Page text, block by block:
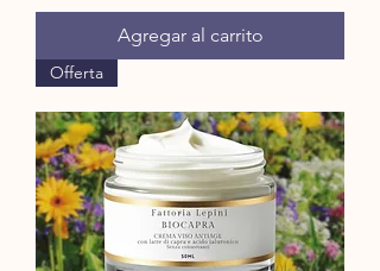
Agregar al carrito
Offerta